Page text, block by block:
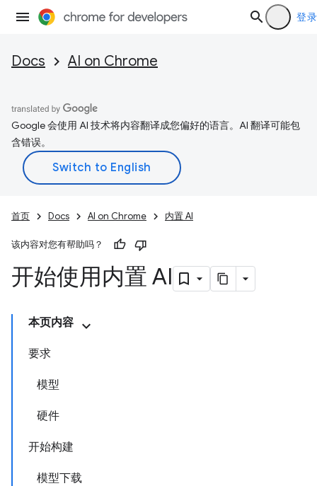
登录
Docs AI on Chrome
Google 会使用 AI 技术将内容翻译成您偏好的语言。AI 翻译可能包
含错误。
首页 Docs AI on Chrome 内置 AI
该内容对您有帮助吗？
开始使用内置 AI
本页内容
要求
模型
硬件
开始构建
模型下载